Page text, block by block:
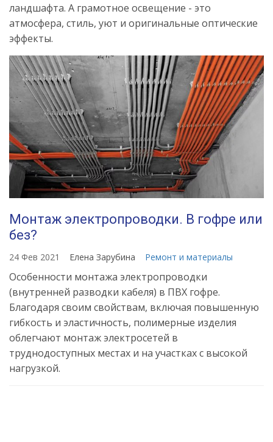
ландшафта. А грамотное освещение - это
атмосфера, стиль, уют и оригинальные оптические
эффекты.
Монтаж электропроводки. В гофре или
без?
24 Фев 2021 Елена Зарубина Ремонт и материалы
Особенности монтажа электропроводки
(внутренней разводки кабеля) в ПВХ гофре.
Благодаря своим свойствам, включая повышенную
гибкость и эластичность, полимерные изделия
облегчают монтаж электросетей в
труднодоступных местах и на участках с высокой
нагрузкой.